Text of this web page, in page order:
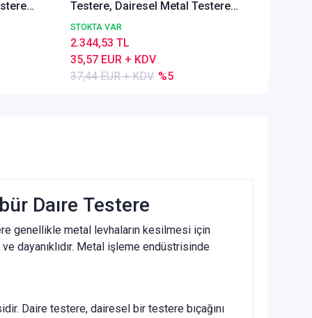
Testere, Dairesel Metal Testere
DIN1837 A, İnce Dişli, Z=40
STOKTA VAR
37,44 EUR + KDV %5
35,57 EUR + KDV
2.344,53 TL
Daıre Testere
genellikle metal levhaların kesilmesi için
dayanıklıdır. Metal işleme endüstrisinde
Daire testere, dairesel bir testere bıçağını